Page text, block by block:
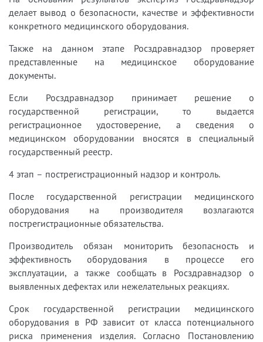
делает вывод о безопасности, качестве и эффективности
конкретного медицинского оборудования.
Также на данном этапе Росздравнадзор проверяет
представленные на медицинское оборудование
документы.
Если Росздравнадзор принимает решение о
государственной регистрации, то выдается
регистрационное удостоверение, а сведения о
медицинском оборудовании вносятся в специальный
государственный реестр.
4 этап – пострегистрационный надзор и контроль.
После государственной регистрации медицинского
оборудования на производителя возлагаются
пострегистрационные обязательства.
Производитель обязан мониторить безопасность и
эффективность оборудования в процессе его
эксплуатации, а также сообщать в Росздравнадзор о
выявленных дефектах или нежелательных реакциях.
Срок государственной регистрации медицинского
оборудования в РФ зависит от класса потенциального
риска применения изделия. Согласно Постановлению